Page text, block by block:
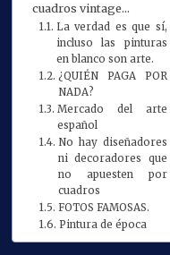
cuadros vintage…
La verdad es que sí,
incluso las pinturas
en blanco son arte.
¿QUIÉN PAGA POR
NADA?
Mercado del arte
español
No hay diseñadores
ni decoradores que
no apuesten por
cuadros
FOTOS FAMOSAS.
Pintura de época